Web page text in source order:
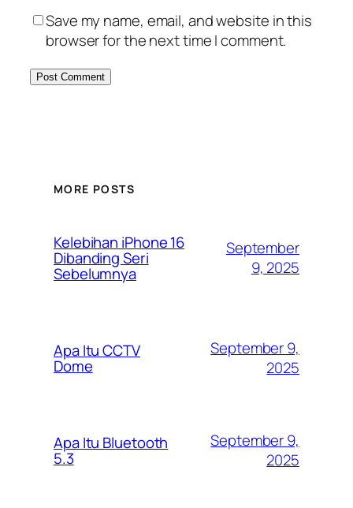
Save my name, email, and website in this
browser for the next time I comment.
MORE POSTS
Kelebihan iPhone 16
Dibanding Seri
Sebelumnya
September
9, 2025
Apa Itu CCTV
Dome
September 9,
2025
Apa Itu Bluetooth
5.3
September 9,
2025